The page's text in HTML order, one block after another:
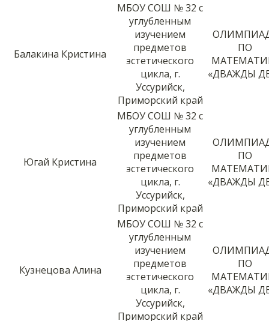
Балакина Кристина
МБОУ СОШ № 32 с
углубленным
изучением
предметов
эстетического
цикла, г.
Уссурийск,
Приморский край
ПО
«ДВАЖДЫ
Югай Кристина
МБОУ СОШ № 32 с
углубленным
изучением
предметов
эстетического
цикла, г.
Уссурийск,
Приморский край
ПО
«ДВАЖДЫ
Кузнецова Алина
МБОУ СОШ № 32 с
углубленным
изучением
предметов
эстетического
цикла, г.
Уссурийск,
Приморский край
ПО
«ДВАЖДЫ